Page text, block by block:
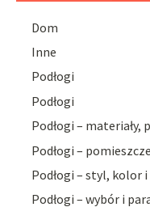
Dom
Inne
Podłogi
Podłogi
Podłogi –
Podłogi –
Podłogi – styl, kolor
Podłogi – wybór i